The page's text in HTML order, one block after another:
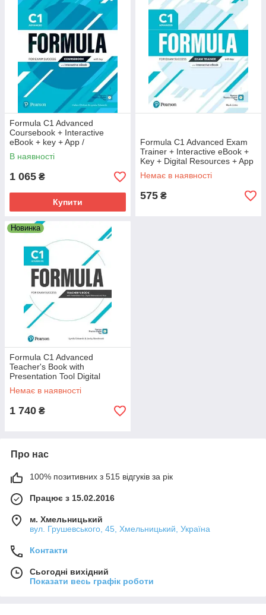
Formula C1 Advanced
Coursebook + Interactive
eBook + key + App /
Навчитель для підготовки до
іспитів FCE
В наявності
1 065 ₴
Купити
Formula C1 Advanced Exam
Trainer + Interactive eBook +
Key + Digital Resources + App
/ Книга
Немає в наявності
575 ₴
Новинка
Formula C1 Advanced
Teacher's Book with
Presentation Tool Digital
Resources + App / Книга для
учителя
Немає в наявності
1 740 ₴
Про нас
100% позитивних з 515 відгуків за рік
Працює з 15.02.2016
м. Хмельницький
вул. Грушевського, 45, Хмельницький, Україна
Контакти
Сьогодні вихідний
Показати весь графік роботи